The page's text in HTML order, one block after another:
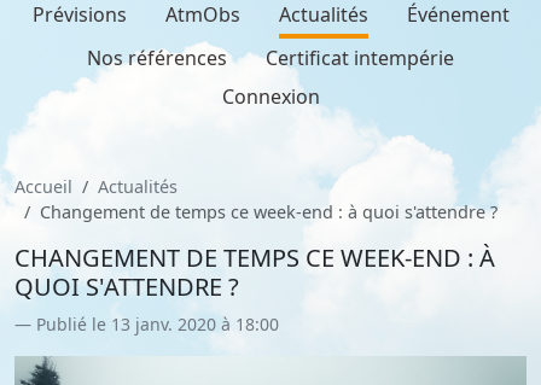
Prévisions AtmObs Actualités
Événement
Nos références
Certificat intempérie
Connexion
Accueil
Actualités
Changement de temps ce week-end : à quoi s'attendre ?
CHANGEMENT DE TEMPS CE WEEK-END : À
QUOI S'ATTENDRE ?
Publié le 13 janv. 2020 à 18:00